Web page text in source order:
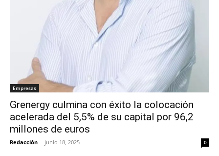
Empresas
Grenergy culmina con éxito la colocación
acelerada del 5,5% de su capital por 96,2
millones de euros
Redacción - junio 18, 2025 0